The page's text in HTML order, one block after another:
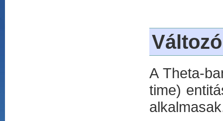
A Theta-
time)